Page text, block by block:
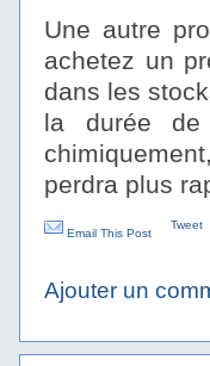
Une autre
achetez un
dans les
la durée de
perdra plus
Email This Post
Tweet
Ajouter un